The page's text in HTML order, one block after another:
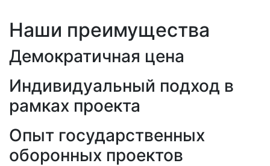
Наши преимущества
Демократичная цена
Индивидуальный подход в
рамках проекта
Опыт государственных
оборонных проектов